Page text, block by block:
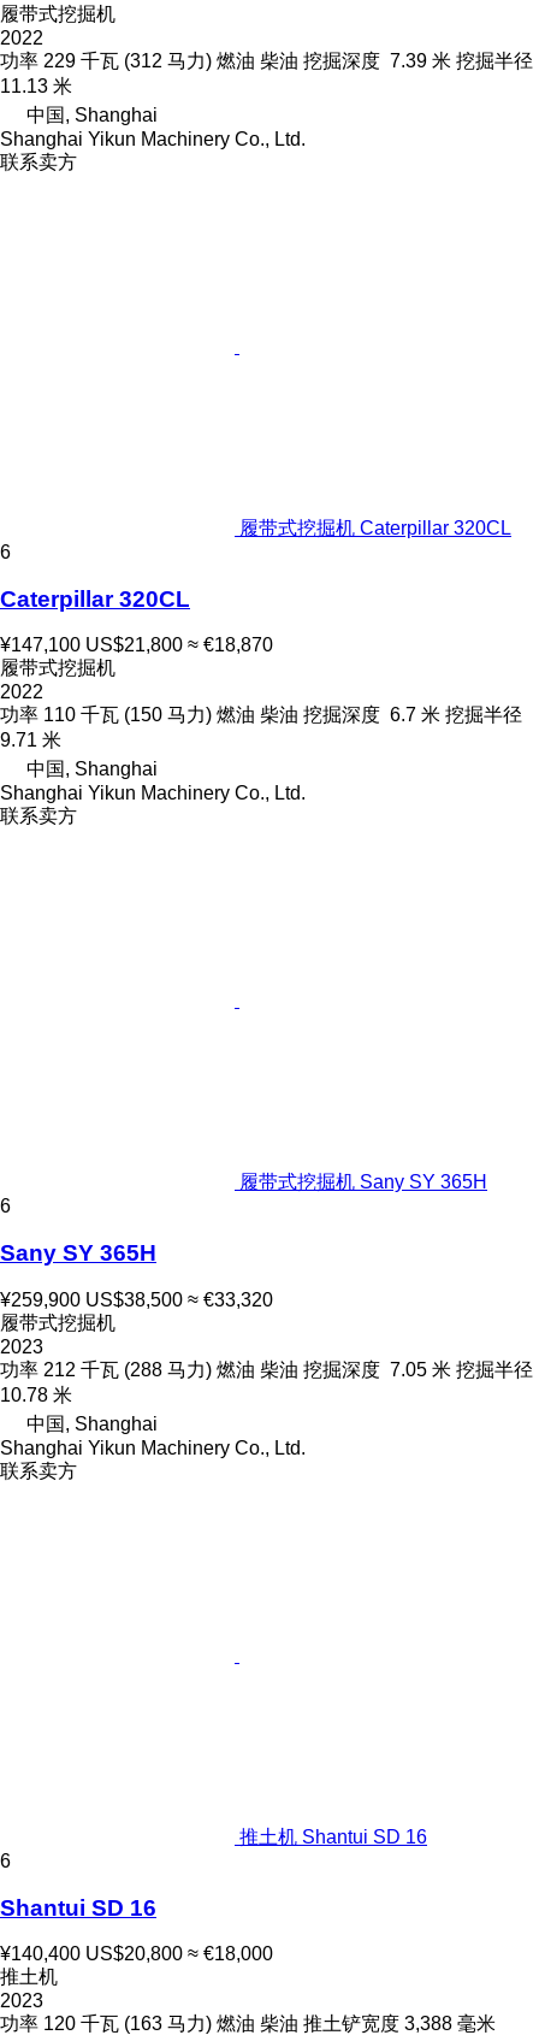
履带式挖掘机
2022
功率 229 千瓦 (312 马力) 燃油 柴油 挖掘深度 7.39 米 挖掘半径
11.13 米
中国, Shanghai
Shanghai Yikun Machinery Co., Ltd.
联系卖方
履带式挖掘机 Caterpillar 320CL
6
Caterpillar 320CL
¥147,100 US$21,800 ≈ €18,870
履带式挖掘机
2022
功率 110 千瓦 (150 马力) 燃油 柴油 挖掘深度 6.7 米 挖掘半径
9.71 米
中国, Shanghai
Shanghai Yikun Machinery Co., Ltd.
联系卖方
履带式挖掘机 Sany SY 365H
6
Sany SY 365H
¥259,900 US$38,500 ≈ €33,320
履带式挖掘机
2023
功率 212 千瓦 (288 马力) 燃油 柴油 挖掘深度 7.05 米 挖掘半径
10.78 米
中国, Shanghai
Shanghai Yikun Machinery Co., Ltd.
联系卖方
推土机 Shantui SD 16
6
Shantui SD 16
¥140,400 US$20,800 ≈ €18,000
推土机
2023
功率 120 千瓦 (163 马力) 燃油 柴油 推土铲宽度 3,388 毫米